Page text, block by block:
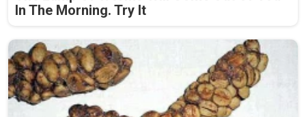
In The Morning. Try It